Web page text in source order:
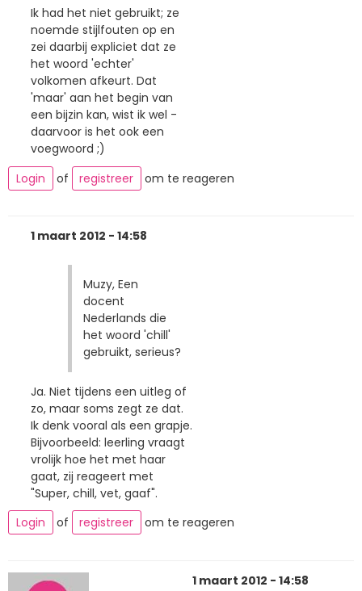
Ik had het niet gebruikt; ze
noemde stijlfouten op en
zei daarbij expliciet dat ze
het woord 'echter'
volkomen afkeurt. Dat
'maar' aan het begin van
een bijzin kan, wist ik wel -
daarvoor is het ook een
voegwoord ;)
Login
of registreer om te reageren
1 maart 2012 - 14:58
Muzy, Een
docent
Nederlands die
het woord 'chill'
gebruikt, serieus?
Ja. Niet tijdens een uitleg of
zo, maar soms zegt ze dat.
Ik denk vooral als een grapje.
Bijvoorbeeld: leerling vraagt
vrolijk hoe het met haar
gaat, zij reageert met
"Super, chill, vet, gaaf".
Login
of registreer om te reageren
1 maart 2012 - 14:58